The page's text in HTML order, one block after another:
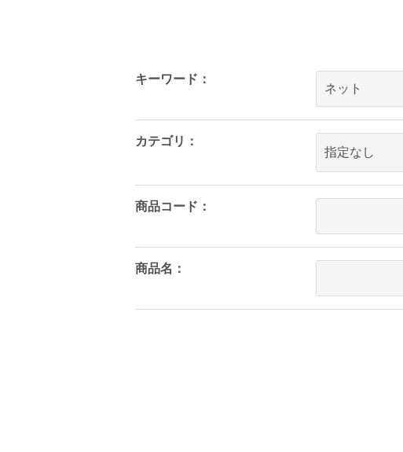
キーワード：
カテゴリ：
商品コード：
商品名：